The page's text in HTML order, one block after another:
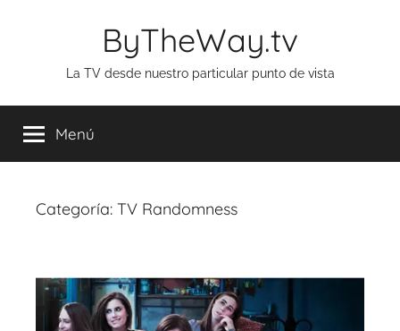
ByTheWay.tv
La TV desde nuestro particular punto de vista
Menú
Categoría: TV Randomness